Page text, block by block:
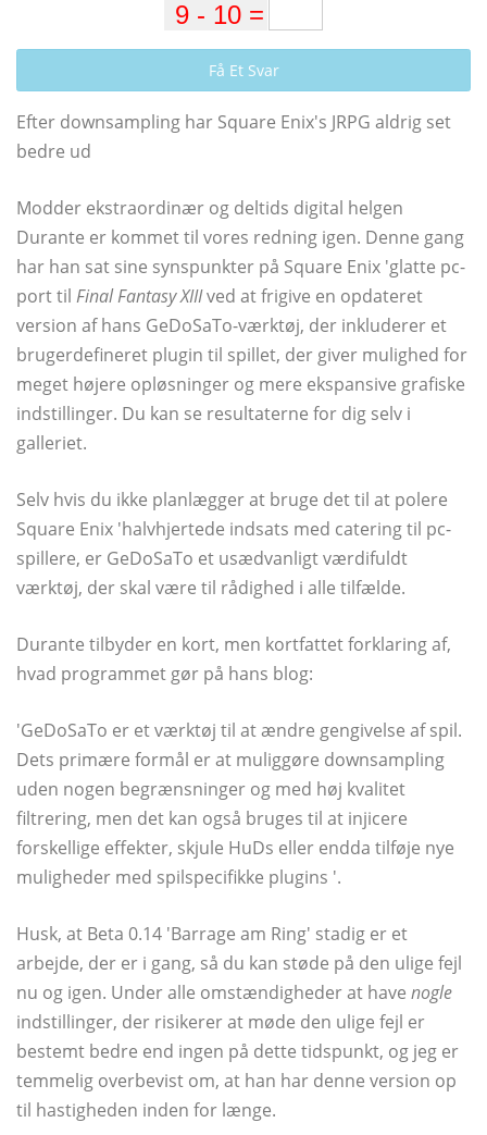
Få Et Svar
Efter downsampling har Square Enix's JRPG aldrig set
bedre ud
Modder ekstraordinær og deltids digital helgen
Durante er kommet til vores redning igen. Denne gang
har han sat sine synspunkter på Square Enix 'glatte pc-
port til Final Fantasy XIIIved at frigive en opdateret
version af hans GeDoSaTo-værktøj, der inkluderer et
brugerdefineret plugin til spillet, der giver mulighed for
meget højere opløsninger og mere ekspansive grafiske
indstillinger. Du kan se resultaterne for dig selv i
galleriet.
Selv hvis du ikke planlægger at bruge det til at polere
Square Enix 'halvhjertede indsats med catering til pc-
spillere, er GeDoSaTo et usædvanligt værdifuldt
værktøj, der skal være til rådighed i alle tilfælde.
Durante tilbyder en kort, men kortfattet forklaring af,
hvad programmet gør på hans blog:
'GeDoSaTo er et værktøj til at ændre gengivelse af spil.
Dets primære formål er at muliggøre downsampling
uden nogen begrænsninger og med høj kvalitet
filtrering, men det kan også bruges til at injicere
forskellige effekter, skjule HuDs eller endda tilføje nye
muligheder med spilspecifikke plugins '.
Husk, at Beta 0.14 'Barrage am Ring' stadig er et
arbejde, der er i gang, så du kan støde på den ulige fejl
nu og igen. Under alle omstændigheder at have nogle
indstillinger, der risikerer at møde den ulige fejl er
bestemt bedre end ingen på dette tidspunkt, og jeg er
temmelig overbevist om, at han har denne version op
til hastigheden inden for længe.